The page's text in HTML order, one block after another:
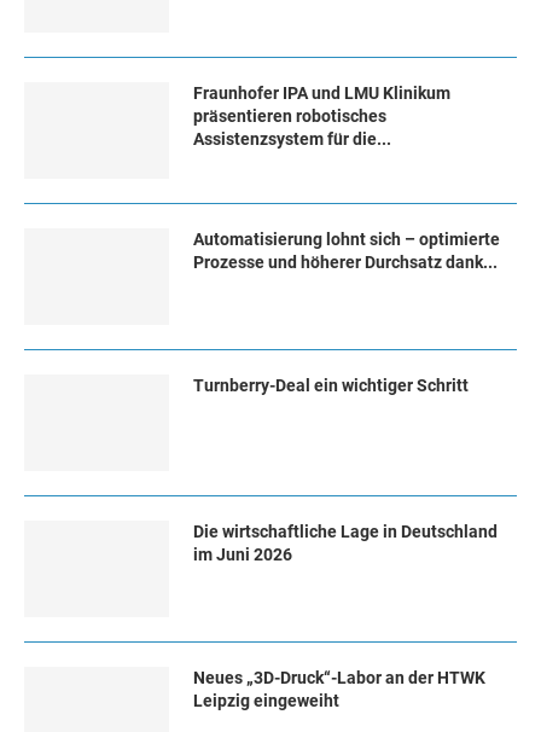
Fraunhofer IPA und LMU Klinikum
präsentieren robotisches
Assistenzsystem für die...
Automatisierung lohnt sich – optimierte
Prozesse und höherer Durchsatz dank...
Turn­ber­ry-Deal ein wich­ti­ger Schritt
Die wirtschaftliche Lage in Deutschland
im Juni 2026
Neues „3D-Druck“-Labor an der HTWK
Leipzig eingeweiht